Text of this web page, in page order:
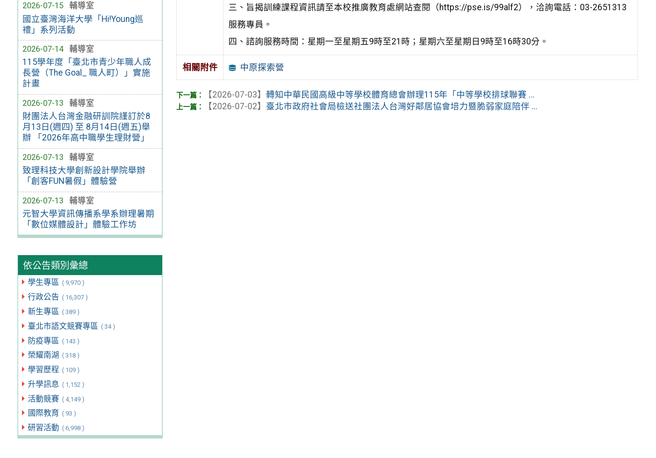
2026-07-15
輔導室
國立臺灣海洋大學「Hi!Young巡
禮」系列活動
2026-07-14
輔導室
115學年度「臺北市青少年職人成
長營（The Goal_ 職人町）」實施
計畫
2026-07-13
輔導室
財團法人台灣金融研訓院謹訂於8
月13日(週四) 至 8月14日(週五)舉
辦 「2026年高中職學生理財營」
2026-07-13
輔導室
致理科技大學創新設計學院舉辦
「創客FUN暑假」體驗營
2026-07-13
輔導室
元智大學資訊傳播系學系辦理暑期
「數位媒體設計」體驗工作坊
依公告類別彙總
學生專區 ( 9,970 )
行政公告 ( 16,307 )
新生專區 ( 389 )
臺北市語文競賽專區 ( 34 )
防疫專區 ( 143 )
榮耀南湖 ( 318 )
學習歷程 ( 109 )
升學訊息 ( 1,152 )
活動競賽 ( 4,149 )
國際教育 ( 93 )
研習活動 ( 6,998 )
三、旨揭訓練課程資訊請至本校推廣教育處網站查閱（https://pse.is/99alf2），洽詢電話：03-2651313
服務專員。
四、諮詢服務時間：星期一至星期五9時至21時；星期六至星期日9時至16時30分。
相關附件 中原探索營
【2026-07-03】轉知中華民國高級中等學校體育總會辦理115年「中等學校排球聯賽 ...
【2026-07-02】 臺北市政府社會局檢送社團法人台灣好鄰居協會培力暨脆弱家庭陪伴 ...